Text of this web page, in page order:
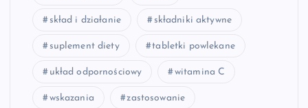
skład i działanie składniki aktywne
suplement diety tabletki powlekane
układ odpornościowy witamina C
wskazania zastosowanie